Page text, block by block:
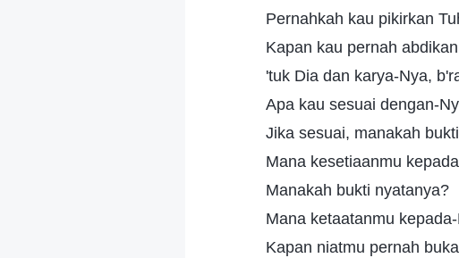
Pernahkah kau pikirkan
Kapan kau pernah
'tuk Dia dan karya-Nya,
Apa kau sesuai dengan-
Jika sesuai, manakah
Mana kesetiaanmu
Manakah bukti nyatanya?
Mana ketaatanmu
Kapan niatmu pernah